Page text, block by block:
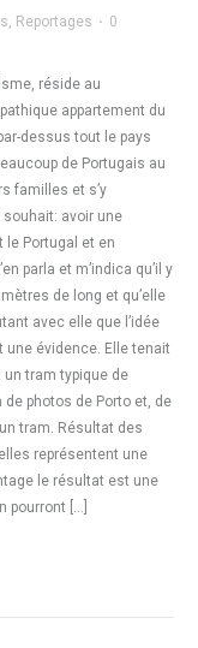
, Reportages · 0
réside au
appartement du
dessus tout le pays
de Portugais au
familles et s’y
avoir une
le Portugal et en
parla et m’indica qu’il y
de long et qu’elle
avec elle que l’idée
une évidence. Elle tenait
un tram typique de
photos de Porto et, de
tram. Résultat des
représentent une
le résultat est une
pourront […]